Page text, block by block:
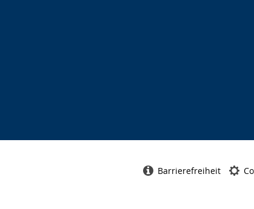
Barrierefreiheit